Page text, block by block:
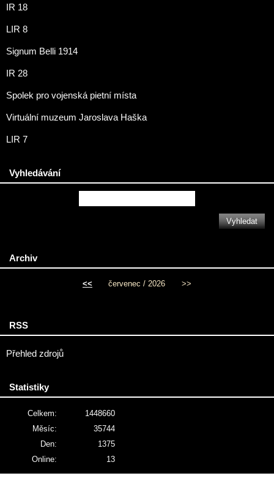
IR 18
LIR 8
Signum Belli 1914
IR 28
Spolek pro vojenská pietní místa
Virtuální muzeum Jaroslava Haška
LIR 7
Vyhledávání
Archiv
<< červenec / 2026 >>
RSS
Přehled zdrojů
Statistiky
Online: 13
Celkem:
1448660
Měsíc:
35744
Den:
1375